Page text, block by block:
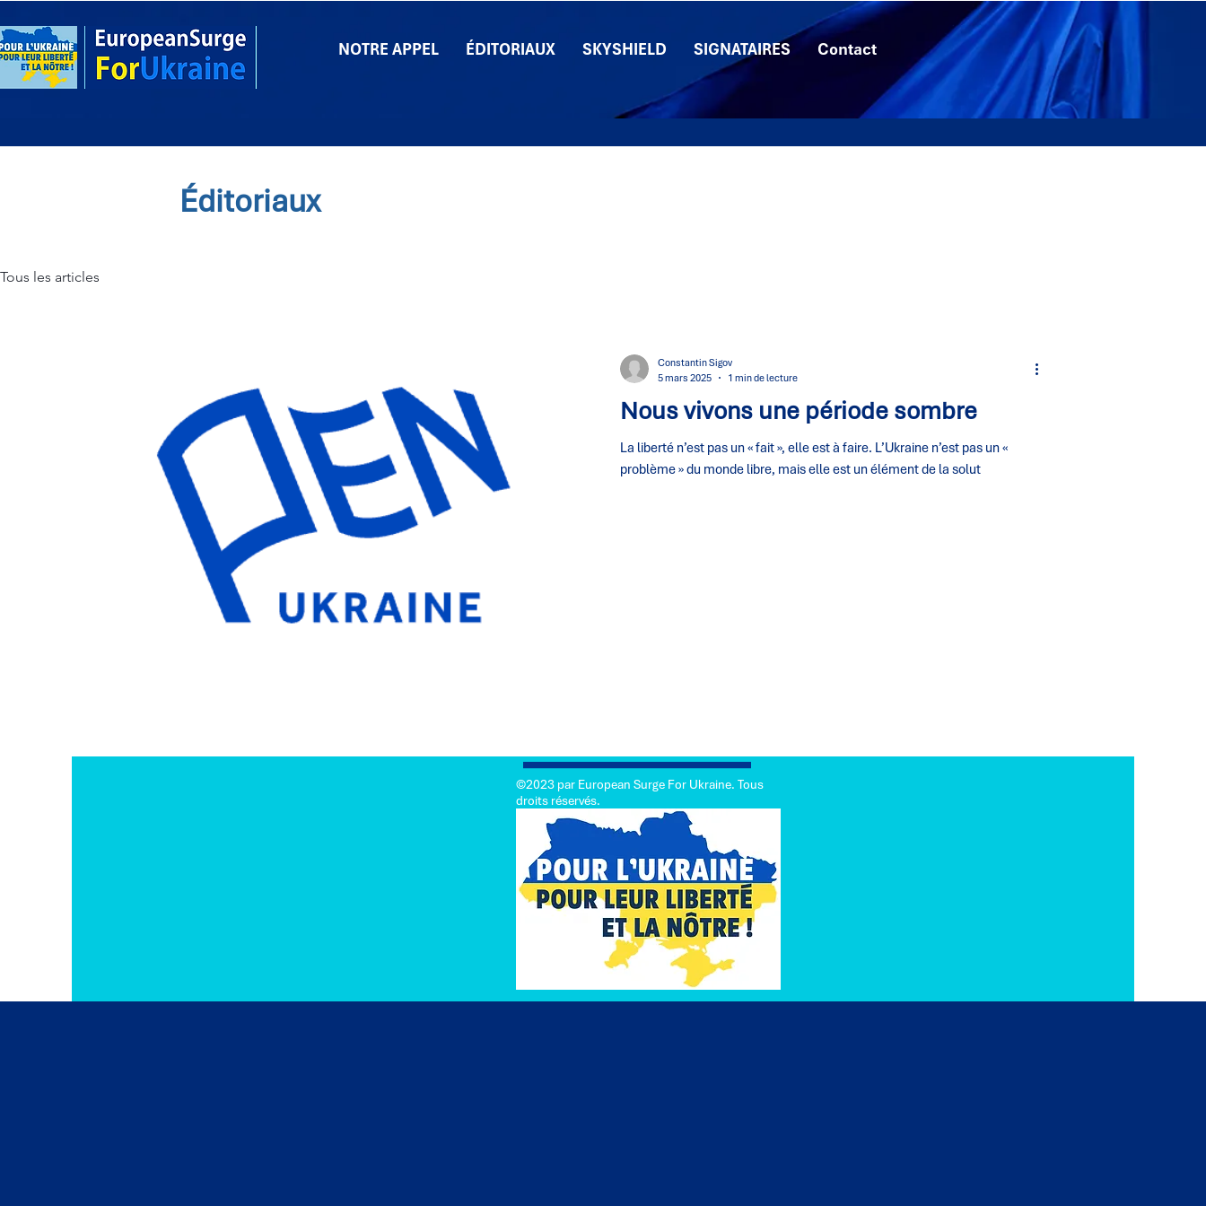
NOTRE APPEL ÉDITORIAUX SKYSHIELD SIGNATAIRES Contact
Éditoriaux
Tous les articles
Nous vivons une période sombre
La liberté n’est pas un « fait », elle est à faire. L’Ukraine n’est pas un «
problème » du monde libre, mais elle est un élément de la solut
Constantin Sigov
5 mars 2025
1 min de lecture
©2023 par European Surge For Ukraine. Tous
droits réservés.